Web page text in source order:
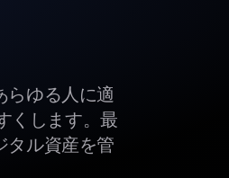
らゆる人に適
くします。最
タル資産を管